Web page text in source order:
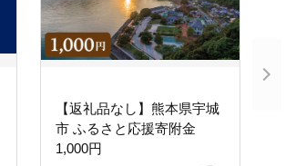
【返礼品なし】熊本県宇城
市 ふるさと応援寄附金
1,000円